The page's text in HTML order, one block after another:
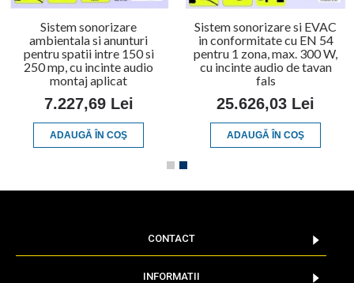
Sistem sonorizare
ambientala si anunturi
pentru spatii intre 150 si
250 mp, cu incinte audio
montaj aplicat
7.227,69 Lei
ADAUGĂ ÎN COŞ
Sistem sonorizare si EVAC
in conformitate cu EN 54
pentru 1 zona, max. 300 W,
cu incinte audio de tavan
fals
25.626,03 Lei
ADAUGĂ ÎN COŞ
CONTACT
INFORMATII